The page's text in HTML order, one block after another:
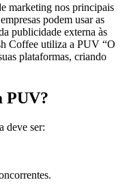
marketing nos principais
podem usar as
publicidade externa às
Coffee utiliza a PUV “O
plataformas, criando
PUV?
deve ser: